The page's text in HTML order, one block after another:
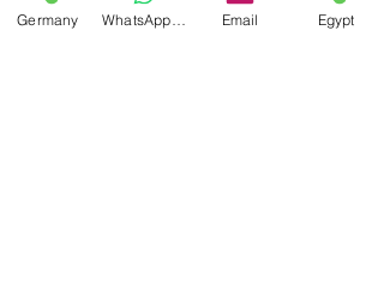
Germany Email Egypt